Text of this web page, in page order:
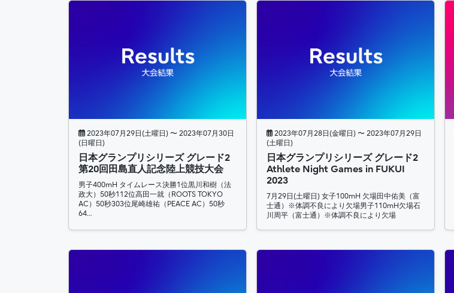
2023年07月29日(土曜日) 〜 2023年07月30日
(日曜日)
日本グランプリシリーズ グレード2
第20回田島直人記念陸上競技大会
男子400mH タイムレース決勝1位黒川和樹（法
政大）50秒112位高田一就（ROOTS TOKYO
AC）50秒303位尾崎雄祐（PEACE AC）50秒
64…
2023年07月28日(金曜日) 〜 2023年07月29日
(土曜日)
日本グランプリシリーズ グレード2
Athlete Night Games in FUKUI
2023
7月29日(土曜日) 女子100mH 欠場田中佑美（富
士通）※体調不良により欠場男子110mH欠場石
川周平（富士通）※体調不良により欠場